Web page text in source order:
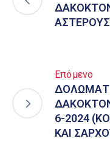
Επόμενο
6-2024
ΚΑΙ